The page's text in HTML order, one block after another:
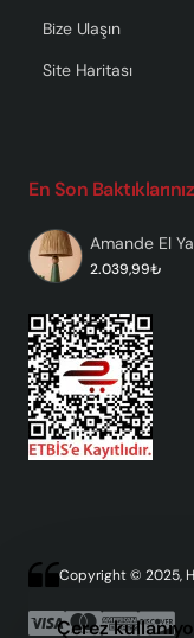
Çerez
Bize Ulaşın
Site Haritası
En Son Baktıklarınız
2.039,99₺
Copyright © 2025,